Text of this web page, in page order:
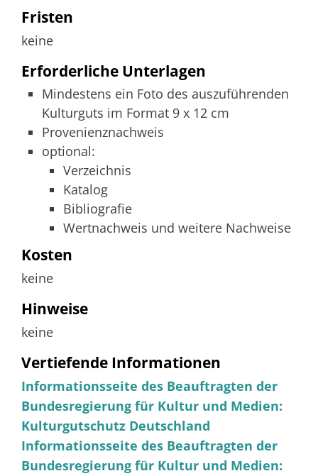
Fristen
keine
Erforderliche Unterlagen
Mindestens ein Foto des auszuführenden
Kulturguts im Format 9 x 12 cm
Provenienznachweis
optional:
Verzeichnis
Katalog
Bibliografie
Wertnachweis und weitere Nachweise
Kosten
keine
Hinweise
keine
Vertiefende Informationen
Informationsseite des Beauftragten der
Bundesregierung für Kultur und Medien:
Kulturgutschutz Deutschland
Informationsseite des Beauftragten der
Bundesregierung für Kultur und Medien: